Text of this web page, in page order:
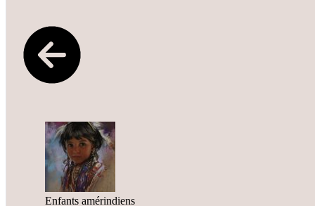
Enfants amérindiens